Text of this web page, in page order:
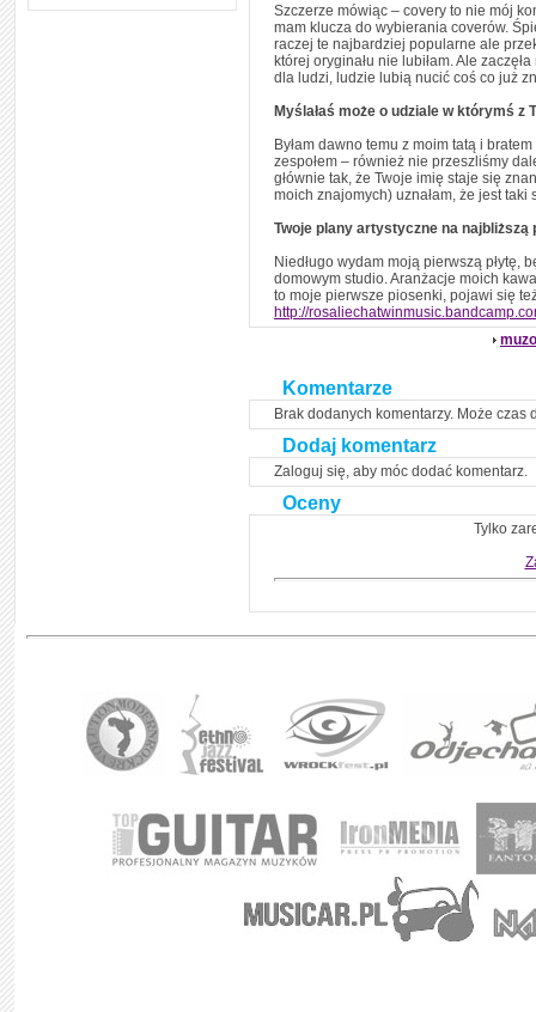
Szczerze mówiąc – covery to nie mój
mam klucza do wybierania coverów.
raczej te najbardziej popularne ale
której oryginału nie lubiłam. Ale
dla ludzi, ludzie lubią nucić coś co już
Myślałaś może o udziale w którymś z
Byłam dawno temu z moim tatą i bratem
zespołem – również nie przeszliśmy
głównie tak, że Twoje imię staje się
moich znajomych) uznałam, że jest
Twoje plany artystyczne na najbliższą
Niedługo wydam moją pierwszą płytę,
domowym studio. Aranżacje moich
to moje pierwsze piosenki, pojawi się
http://
Komentarze
Brak dodanych komentarzy. Może czas
Dodaj komentarz
Zaloguj się, aby móc dodać komentarz.
Oceny
Tylko